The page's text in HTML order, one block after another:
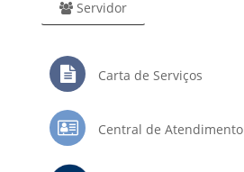
Servidor
Carta de Serviços
Central de Atendimento